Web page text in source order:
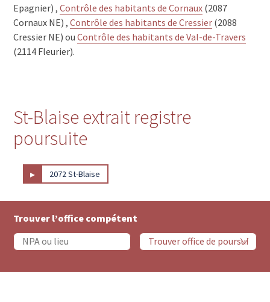
Epagnier) ,Contrôle des habitants de Cornaux (2087
Cornaux NE) ,Contrôle des habitants de Cressier (2088
Cressier NE) ouContrôle des habitants de Val-de-Travers
(2114 Fleurier).
St-Blaise extrait registre
poursuite
▸ 2072 St-Blaise
Trouver l’office compétent